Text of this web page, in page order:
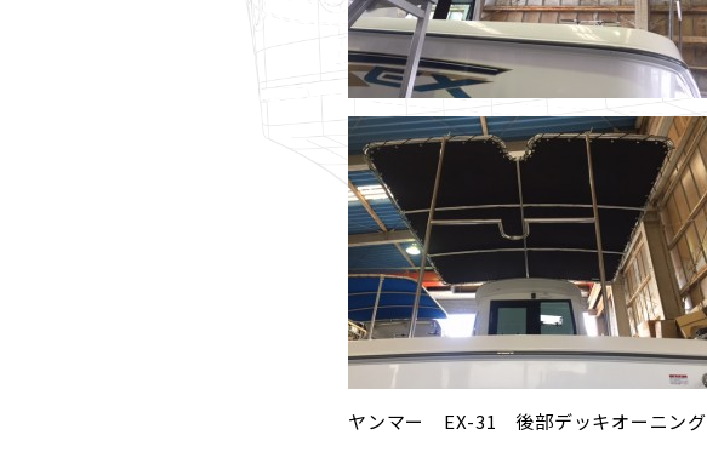
ヤンマー EX-31 後部デッキオーニング